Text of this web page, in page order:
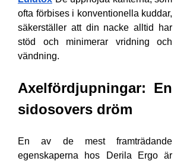
ofta förbises i konventionella kuddar,
säkerställer att din nacke alltid har
stöd och minimerar vridning och
vändning.
Axelfördjupningar: En
sidosovers dröm
En av de mest framträdande
egenskaperna hos Derila Ergo är